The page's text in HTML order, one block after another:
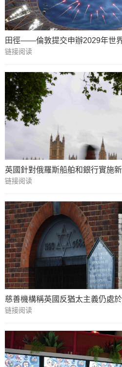
田徑——倫敦提交申辦2029年世
链接阅读
英國針對俄羅斯船舶和銀行實施
链接阅读
慈善機構稱英國反猶太主義仍處
链接阅读